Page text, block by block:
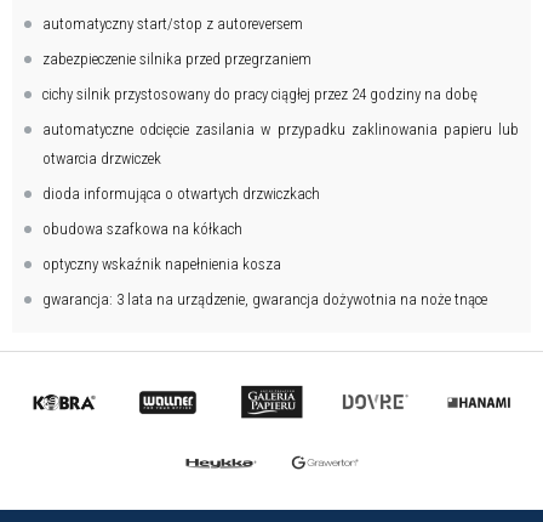
automatyczny start/stop z autoreversem
zabezpieczenie silnika przed przegrzaniem
cichy silnik przystosowany do pracy ciągłej przez 24 godziny na dobę
automatyczne odcięcie zasilania w przypadku zaklinowania papieru lub
otwarcia drzwiczek
dioda informująca o otwartych drzwiczkach
obudowa szafkowa na kółkach
optyczny wskaźnik napełnienia kosza
gwarancja: 3 lata na urządzenie, gwarancja dożywotnia na noże tnące